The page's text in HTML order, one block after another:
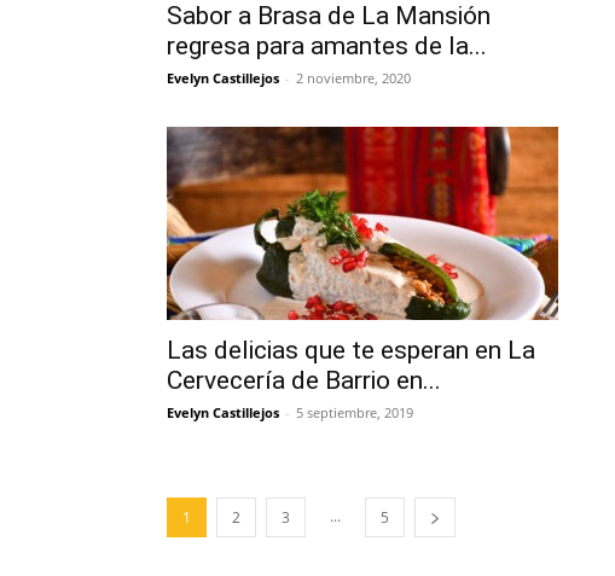
Sabor a Brasa de La Mansión
regresa para amantes de la...
Evelyn Castillejos - 2 noviembre, 2020
Las delicias que te esperan en La
Cervecería de Barrio en...
Evelyn Castillejos - 5 septiembre, 2019
1 2 3 ... 5